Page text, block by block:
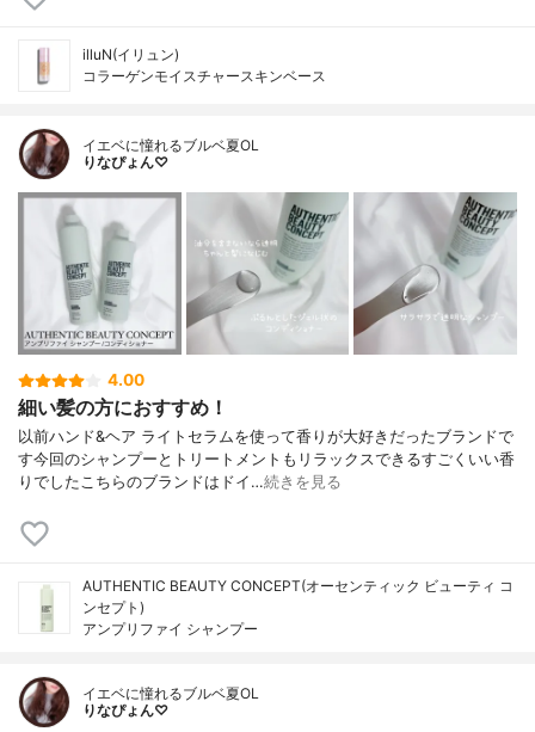
illuN(イリュン)
コラーゲンモイスチャースキンベース
イエベに憧れるブルベ夏OL
りなぴょん♡
4.00
細い髪の方におすすめ！
以前ハンド&ヘア ライトセラムを使って香りが大好きだったブランドで
す今回のシャンプーとトリートメントもリラックスできるすごくいい香
りでしたこちらのブランドはドイ…続きを見る
AUTHENTIC BEAUTY CONCEPT(オーセンティック ビューティ コ
ンセプト)
アンプリファイ シャンプー
イエベに憧れるブルベ夏OL
りなぴょん♡